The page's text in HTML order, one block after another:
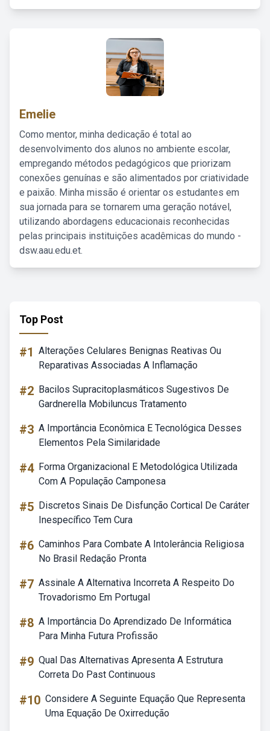
Emelie
Como mentor, minha dedicação é total ao
desenvolvimento dos alunos no ambiente escolar,
empregando métodos pedagógicos que priorizam
conexões genuínas e são alimentados por criatividade
e paixão. Minha missão é orientar os estudantes em
sua jornada para se tornarem uma geração notável,
utilizando abordagens educacionais reconhecidas
pelas principais instituições acadêmicas do mundo -
dsw.aau.edu.et.
Top Post
#1 Alterações Celulares Benignas Reativas Ou
Reparativas Associadas A Inflamação
#2 Bacilos Supracitoplasmáticos Sugestivos De
Gardnerella Mobiluncus Tratamento
#3 A Importância Econômica E Tecnológica Desses
Elementos Pela Similaridade
#4 Forma Organizacional E Metodológica Utilizada
Com A População Camponesa
#5 Discretos Sinais De Disfunção Cortical De Caráter
Inespecífico Tem Cura
#6 Caminhos Para Combate A Intolerância Religiosa
No Brasil Redação Pronta
#7 Assinale A Alternativa Incorreta A Respeito Do
Trovadorismo Em Portugal
#8 A Importância Do Aprendizado De Informática
Para Minha Futura Profissão
#9 Qual Das Alternativas Apresenta A Estrutura
Correta Do Past Continuous
#10 Considere A Seguinte Equação Que Representa
Uma Equação De Oxirredução